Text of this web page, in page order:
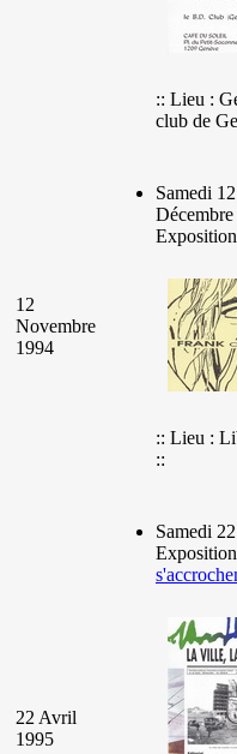
:: Lieu :
club de
12
Novembre
1994
Samedi
:: Lieu :
::
22 Avril
1995
Samedi